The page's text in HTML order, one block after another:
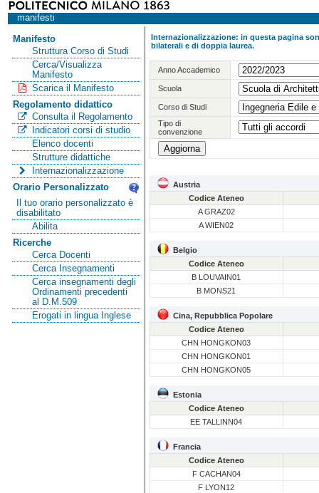
manifesti
Manifesto
Struttura Corso di Studi
Cerca/Visualizza
Manifesto
Scarica il Manifesto
Regolamento didattico
Consulta il Regolamento
Indicatori corsi di studio
Elenco docenti
Strutture didattiche
Internazionalizzazione
Orario Personalizzato
Il tuo orario personalizzato è
disabilitato
Abilita
Ricerche
Cerca Docenti
Cerca Insegnamenti
Cerca insegnamenti degli
Ordinamenti precedenti
al D.M.509
Erogati in lingua Inglese
Internazionalizzazione: in questa pagina
bilaterali e di doppia laurea.
Anno Accademico
Scuola
Corso di Studi
Tipo di
convenzione
Austria
Codice Ateneo
A GRAZ02
A WIEN02
Belgio
Codice Ateneo
B LOUVAIN01
B MONS21
Cina, Repubblica Popolare
Codice Ateneo
CHN HONGKON03
CHN HONGKON01
CHN HONGKON05
Estonia
Codice Ateneo
EE TALLINN04
Francia
Codice Ateneo
F CACHAN04
F LYON12